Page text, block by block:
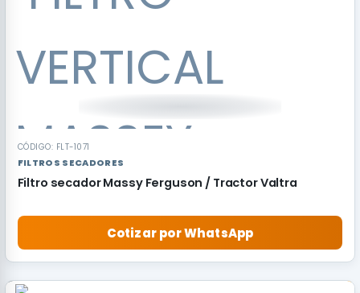
CÓDIGO: FLT-1071
FILTROS SECADORES
Filtro secador Massy Ferguson / Tractor Valtra
Cotizar por WhatsApp